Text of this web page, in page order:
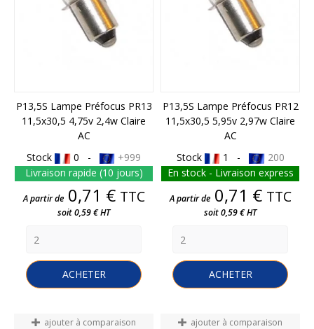
P13,5S Lampe Préfocus PR13
11,5x30,5 4,75v 2,4w Claire
AC
Stock
0 -
+999
Livraison rapide (10 jours)
Prix
A partir de 0,71 € TTC
soit 0,59 € HT
ACHETER
P13,5S Lampe Préfocus PR12
11,5x30,5 5,95v 2,97w Claire
AC
Stock
1 -
200
En stock - Livraison express
Prix
A partir de 0,71 € TTC
soit 0,59 € HT
ACHETER
ajouter à comparaison ajouter à comparaison